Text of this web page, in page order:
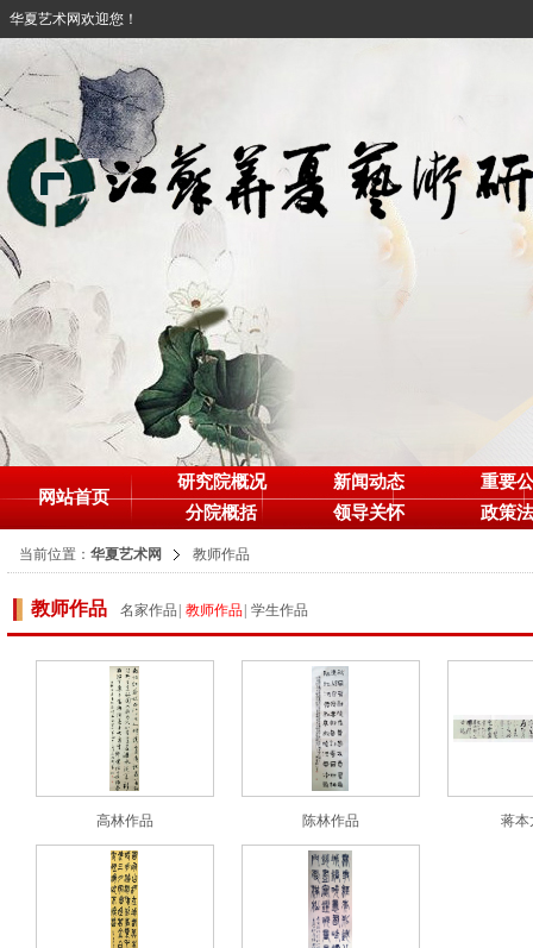
华夏艺术网欢迎您！
网站首页
研究院概况
分院概括
新闻动态
领导关怀
重要
政策
当前位置： 华夏艺术网 教师作品
教师作品 名家作品 教师作品 学生作品
高林作品 陈林作品 蒋本